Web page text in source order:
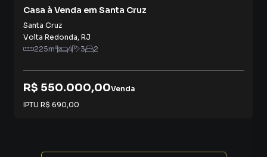
Dois quartos, ambos suítes
Quintal espaçoso
Portão eletrônico
Casa à Venda em Santa Cruz
Santa Cruz
Volta Redonda, RJ
225m² 4 3 2
R$ 550.000,00Venda
IPTU R$ 690,00